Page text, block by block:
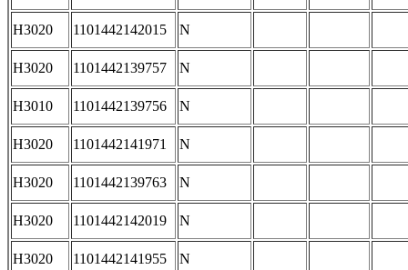
H3020 1101442142015 N
H3020 1101442139757 N
H3010 1101442139756 N
H3020 1101442141971 N
H3020 1101442139763 N
H3020 1101442142019 N
H3020 1101442141955 N